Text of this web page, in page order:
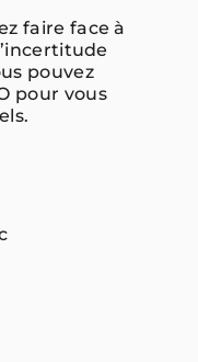
faire face à
pouvez
pour vous